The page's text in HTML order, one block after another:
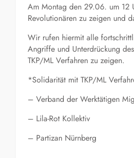
Am Montag den 29.06. um 12
Revolutionären zu zeigen und
Wir rufen hiermit alle
Angriffe und Unterdrückung
TKP/ML Verfahren zu zeigen.
*Solidarität mit TKP/ML
– Verband der Werktätigen
– Lila-Rot Kollektiv
– Partizan Nürnberg